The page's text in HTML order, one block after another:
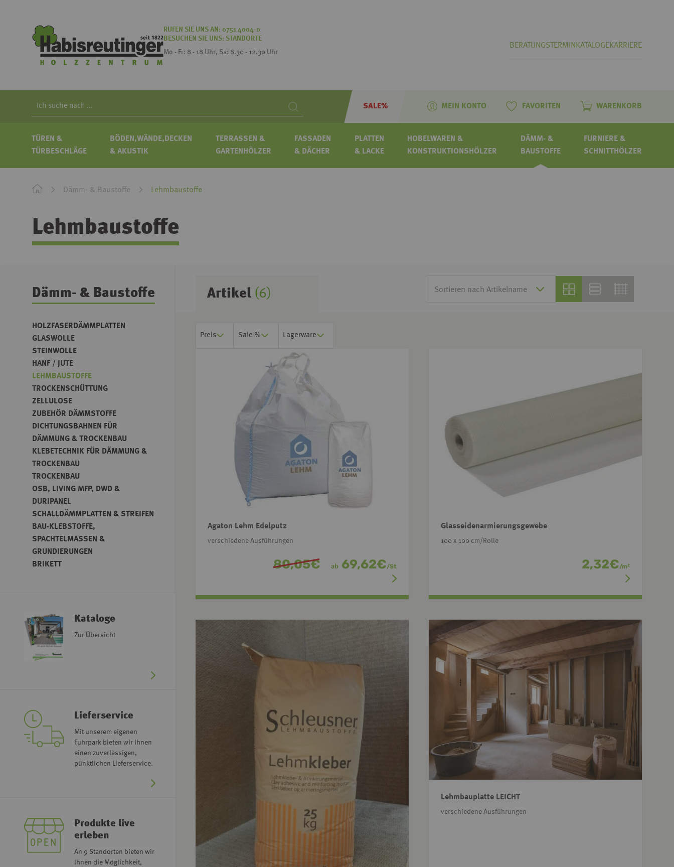
RUFEN SIE UNS AN: 0751 4004-0
BESUCHEN SIE UNS: STANDORTE
Mo - Fr: 8 - 18 Uhr, Sa: 8.30 - 12.30 Uhr
BERATUNGSTERMIN KATALOGEKARRIERE
Search
SALE% MEIN KONTO FAVORITEN WARENKORB
TÜREN &
TÜRBESCHLÄGE
BÖDEN,WÄNDE,DECKEN
& AKUSTIK
TERRASSEN &
GARTENHÖLZER
FASSADEN
& DÄCHER
PLATTEN
& LACKE
HOBELWAREN &
KONSTRUKTIONSHÖLZER
DÄMM- &
BAUSTOFFE
FURNIERE &
SCHNITTHÖLZER
Dämm- & Baustoffe Lehmbaustoffe
Lehmbaustoffe
Artikel (6)
Preis Sale % Lagerware
Agaton Lehm Edelputz
verschiedene Ausführungen
80,05€ ab 69,62€/St
Glasseidenarmierungsgewebe
100 x 100 cm/Rolle
2,32€/m2
Lehmbauplatte LEICHT
verschiedene Ausführungen
Dämm- & Baustoffe
HOLZFASERDÄMMPLATTEN
GLASWOLLE
STEINWOLLE
HANF / JUTE
LEHMBAUSTOFFE
TROCKENSCHÜTTUNG
ZELLULOSE
ZUBEHÖR DÄMMSTOFFE
DICHTUNGSBAHNEN FÜR
DÄMMUNG & TROCKENBAU
KLEBETECHNIK FÜR DÄMMUNG &
TROCKENBAU
TROCKENBAU
OSB, LIVING MFP, DWD &
DURIPANEL
SCHALLDÄMMPLATTEN & STREIFEN
BAU-KLEBSTOFFE,
SPACHTELMASSEN &
GRUNDIERUNGEN
BRIKETT
Kataloge
Zur Übersicht
Lieferservice
Mit unserem eigenen
Fuhrpark bieten wir Ihnen
einen zuverlässigen,
pünktlichen Lieferservice.
Produkte live
erleben
An 9 Standorten bieten wir
Ihnen die Möglichkeit,